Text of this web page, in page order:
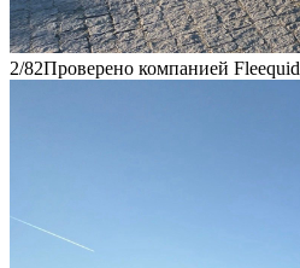
2/82Проверено компанией Fleequid